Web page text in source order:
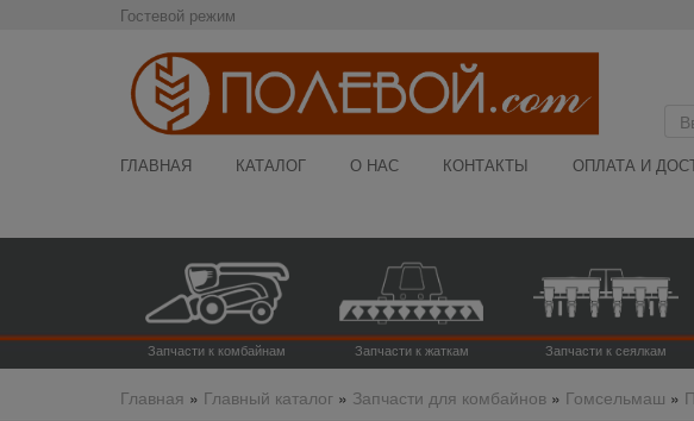
Гостевой режим
ГЛАВНАЯ КАТАЛОГ О НАС КОНТАКТЫ ОПЛАТА И
Запчасти к комбайнам Запчасти к жаткам Запчасти к сеялкам
Главная » Главный каталог» Запчасти для комбайнов» Гомсельмаш »